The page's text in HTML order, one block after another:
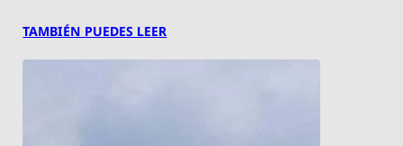
TAMBIÉN PUEDES LEER